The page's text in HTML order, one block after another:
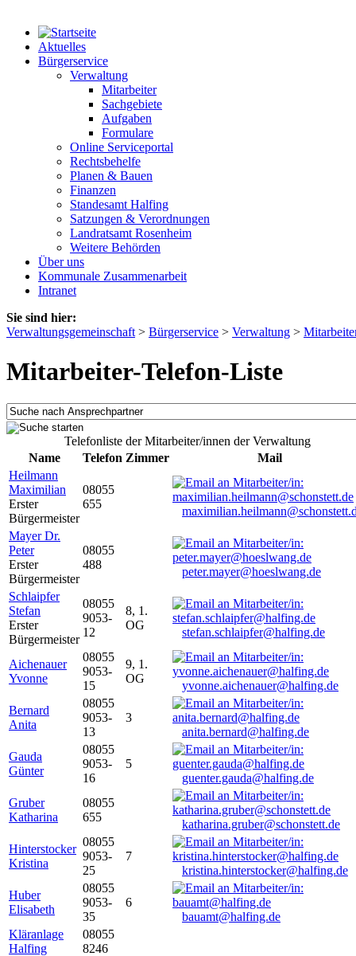
Aktuelles
Bürgerservice
Verwaltung
Mitarbeiter
Sachgebiete
Aufgaben
Formulare
Online Serviceportal
Rechtsbehelfe
Planen & Bauen
Finanzen
Standesamt Halfing
Satzungen & Verordnungen
Landratsamt Rosenheim
Weitere Behörden
Über uns
Kommunale Zusammenarbeit
Intranet
Sie sind hier:
Verwaltungsgemeinschaft > Bürgerservice > Verwaltung >
Mitarbeiter-Telefon-Liste
Telefonliste der Mitarbeiter/innen der Verwaltung
Name
Telefon Zimmer
Mail
Heilmann
Maximilian
Erster
Bürgermeister
08055
655
Mayer Dr.
Peter
Erster
Bürgermeister
08055
488
peter.mayer@hoeslwang.de
Schlaipfer
Stefan
Erster
Bürgermeister
08055
9053-
12
8, 1.
OG
stefan.schlaipfer@halfing.de
Aichenauer
Yvonne
08055
9053-
15
9, 1.
OG
yvonne.aichenauer@halfing.de
Bernard
Anita
08055
9053-
13
3
anita.bernard@halfing.de
Gauda
Günter
08055
9053-
16
5
guenter.gauda@halfing.de
Gruber
Katharina
08055
655
katharina.gruber@schonstett.de
Hinterstocker
Kristina
08055
9053-
25
7
kristina.hinterstocker@halfing.de
Huber
Elisabeth
08055
9053-
35
6
bauamt@halfing.de
Kläranlage
Halfing
08055
8246